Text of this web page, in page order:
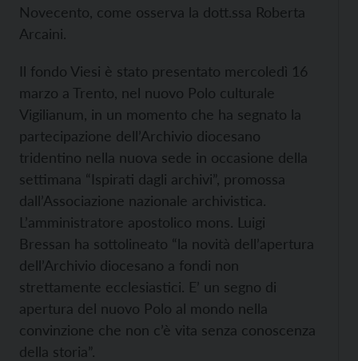
Novecento, come osserva la dott.ssa Roberta
Arcaini.
Il fondo Viesi è stato presentato mercoledì 16
marzo a Trento, nel nuovo Polo culturale
Vigilianum, in un momento che ha segnato la
partecipazione dell’Archivio diocesano
tridentino nella nuova sede in occasione della
settimana “Ispirati dagli archivi”, promossa
dall’Associazione nazionale archivistica.
L’amministratore apostolico mons. Luigi
Bressan ha sottolineato “la novità dell’apertura
dell’Archivio diocesano a fondi non
strettamente ecclesiastici. E’ un segno di
apertura del nuovo Polo al mondo nella
convinzione che non c’è vita senza conoscenza
della storia”.